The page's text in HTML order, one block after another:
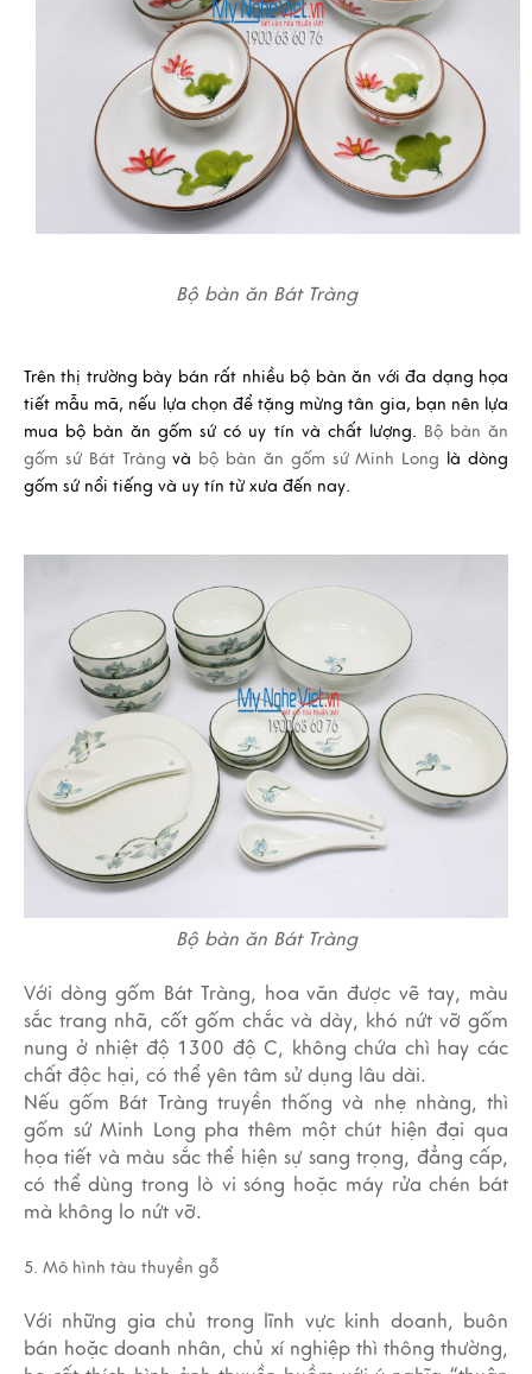
Bộ bàn ăn Bát Tràng
Trên thị trường bày bán rất nhiều bộ bàn ăn với đa dạng họa
tiết mẫu mã, nếu lựa chọn để tặng mừng tân gia, bạn nên lựa
mua bộ bàn ăn gốm sứ có uy tín và chất lượng. Bộ bàn ăn
gốm sứ Bát Tràng và bộ bàn ăn gốm sứ Minh Long là dòng
gốm sứ nổi tiếng và uy tín từ xưa đến nay.
Bộ bàn ăn Bát Tràng
Với dòng gốm Bát Tràng, hoa văn được vẽ tay, màu
sắc trang nhã, cốt gốm chắc và dày, khó nứt vỡ gốm
nung ở nhiệt độ 1300 độ C, không chứa chì hay các
chất độc hại, có thể yên tâm sử dụng lâu dài.
Nếu gốm Bát Tràng truyền thống và nhẹ nhàng, thì
gốm sứ Minh Long pha thêm một chút hiện đại qua
họa tiết và màu sắc thể hiện sự sang trọng, đẳng cấp,
có thể dùng trong lò vi sóng hoặc máy rửa chén bát
mà không lo nứt vỡ.
5. Mô hình tàu thuyền gỗ
Với những gia chủ trong lĩnh vực kinh doanh, buôn
bán hoặc doanh nhân, chủ xí nghiệp thì thông thường,